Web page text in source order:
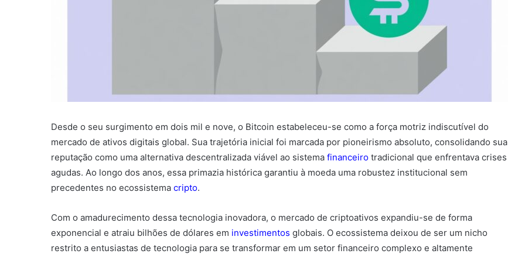
Desde o seu surgimento em dois mil e nove, o Bitcoin estabeleceu-se como a força motriz indiscutível do
mercado de ativos digitais global. Sua trajetória inicial foi marcada por pioneirismo absoluto, consolidando sua
reputação como uma alternativa descentralizada viável ao sistema financeiro tradicional que enfrentava crises
agudas. Ao longo dos anos, essa primazia histórica garantiu à moeda uma robustez institucional sem
precedentes no ecossistema cripto.
Com o amadurecimento dessa tecnologia inovadora, o mercado de criptoativos expandiu-se de forma
exponencial e atraiu bilhões de dólares em investimentos globais. O ecossistema deixou de ser um nicho
restrito a entusiastas de tecnologia para se transformar em um setor financeiro complexo e altamente